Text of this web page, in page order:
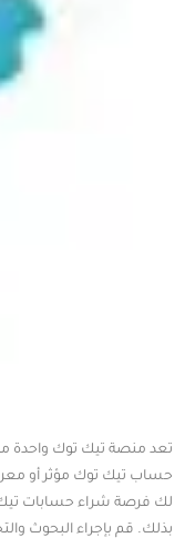
تعد منصة تيك توك واحدة
حساب تيك توك مؤثر أو
لك فرصة شراء حسابات
بذلك. قم بإجراء البحوث